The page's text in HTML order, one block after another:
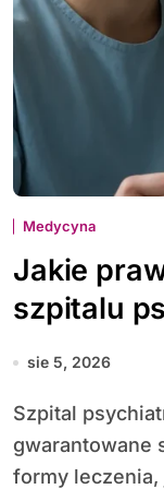
Medycyna
Jakie
szpitalu
sie 5, 2026
Szpital psychiatryczny to środowisko, w którym
gwarantowane
formy leczenia,